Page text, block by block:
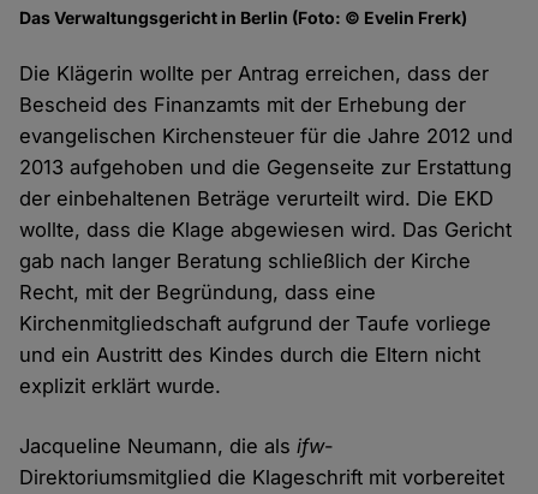
Das Verwaltungsgericht in Berlin (Foto: © Evelin Frerk)
Die Klägerin wollte per Antrag erreichen, dass der
Bescheid des Finanzamts mit der Erhebung der
evangelischen Kirchensteuer für die Jahre 2012 und
2013 aufgehoben und die Gegenseite zur Erstattung
der einbehaltenen Beträge verurteilt wird. Die EKD
wollte, dass die Klage abgewiesen wird. Das Gericht
gab nach langer Beratung schließlich der Kirche
Recht, mit der Begründung, dass eine
Kirchenmitgliedschaft aufgrund der Taufe vorliege
und ein Austritt des Kindes durch die Eltern nicht
explizit erklärt wurde.
Jacqueline Neumann, die alsifw-
Direktoriumsmitglied die Klageschrift mit vorbereitet